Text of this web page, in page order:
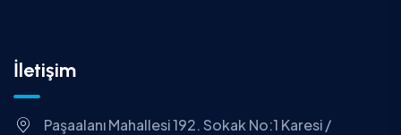
İletişim
Paşaalanı Mahallesi 192. Sokak No:1 Karesi /